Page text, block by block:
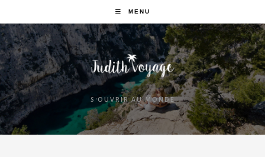
MENU
S'OUVRIR AU MONDE